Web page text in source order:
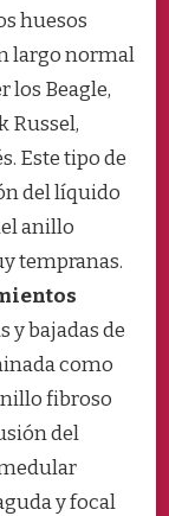
huesos
largo normal
los Beagle,
Russel,
Este tipo de
del líquido
anillo
tempranas.
y bajadas de
como
fibroso
del
y focal